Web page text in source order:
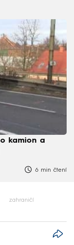
kamion a
6 min čtení
zahraničí